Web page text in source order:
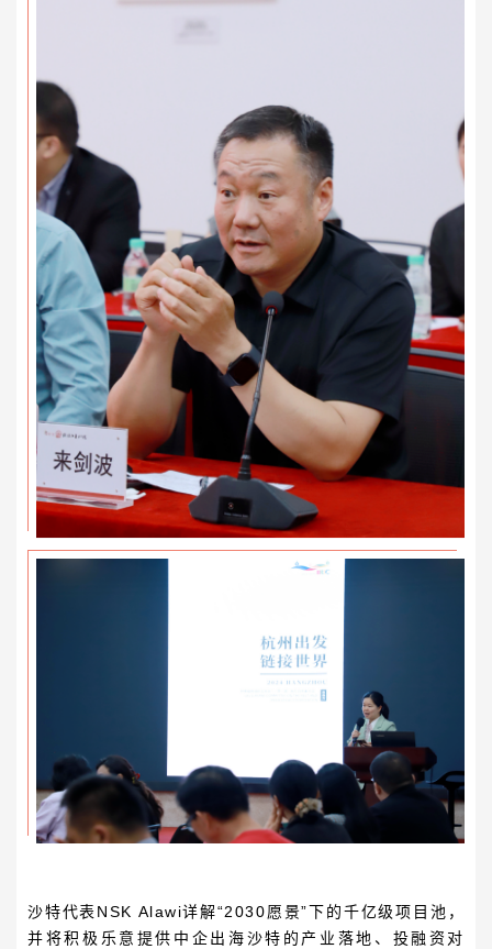
沙特代表 NSK Alawi详解“2030愿景”下的千亿级项目池，
并将积极乐意提供中企出海沙特的产业落地、投融资对